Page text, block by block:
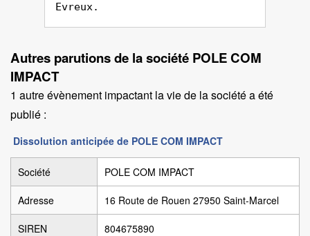
Evreux.
Autres parutions de la société POLE COM
IMPACT
1 autre évènement impactant la vie de la société a été
publié :
Dissolution anticipée de POLE COM IMPACT
Société POLE COM IMPACT
Adresse 16 Route de Rouen 27950 Saint-Marcel
SIREN 804675890